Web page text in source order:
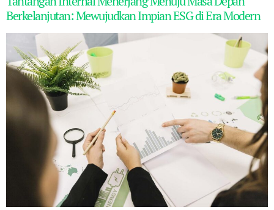
Berkelanjutan: Mewujudkan Impian ESG di Era Modern